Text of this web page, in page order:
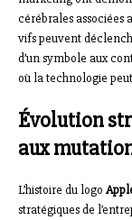
cérébrales associées
vifs peuvent
d’un symbole aux
où la technologie
Évolution
aux
L’histoire du logo
stratégiques de